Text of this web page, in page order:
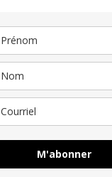
M'abonner